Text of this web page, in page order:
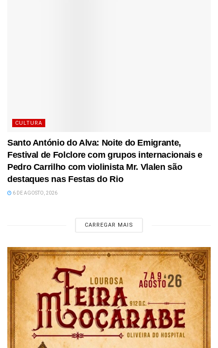
CULTURA
Santo António do Alva: Noite do Emigrante,
Festival de Folclore com grupos internacionais e
Pedro Carrilho com violinista Mr. Vlalen são
destaques nas Festas do Rio
6 DE AGOSTO, 2026
CARREGAR MAIS